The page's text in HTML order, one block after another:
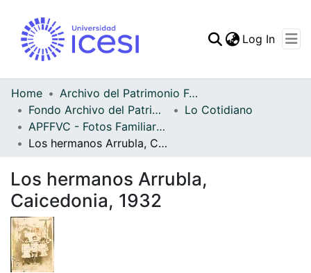
Statistics
Log In
Home
Archivo del Patrimonio Fotográfico y Fílmico del Valle del Cauca
Fondo Archivo del Patrimonio Fotográfico y Fílmico del Valle del Cauca
Lo Cotidiano
APFFVC - Fotos Familiares - Patrimonial
Los hermanos Arrubla, Caicedonia, 1932
Los hermanos Arrubla,
Caicedonia, 1932